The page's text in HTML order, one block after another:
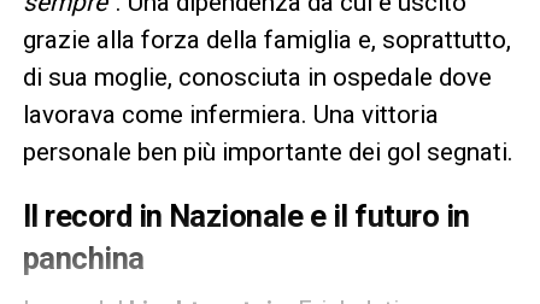
grazie alla forza della famiglia e, soprattutto,
di sua moglie, conosciuta in ospedale dove
lavorava come infermiera. Una vittoria
personale ben più importante dei gol segnati.
Il record in Nazionale e il futuro in
panchina